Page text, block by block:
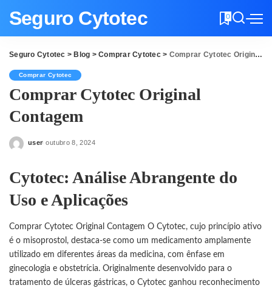
Seguro Cytotec 0
Seguro Cytotec > Blog >Comprar Cytotec> Comprar Cytotec Original Contagem
Comprar Cytotec
Comprar Cytotec Original
Contagem
Posted
user outubro 8, 2024
Cytotec: Análise Abrangente do
Uso e Aplicações
Comprar Cytotec Original Contagem O Cytotec, cujo princípio ativo
é o misoprostol, destaca-se como um medicamento amplamente
utilizado em diferentes áreas da medicina, com ênfase em
ginecologia e obstetrícia. Originalmente desenvolvido para o
tratamento de úlceras gástricas, o Cytotec ganhou reconhecimento